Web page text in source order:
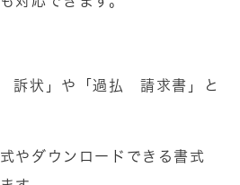
訴状」や「過払 請求書」と
やダウンロードできる書式